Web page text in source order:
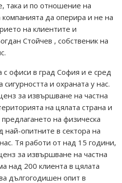
така и по отношение на
да оперира и не на
на клиентите и
Стойчев , собственик на
офиси в град София и е сред
и охраната у нас.
за извършване на частна
на цялата страна и
на физическа
най-опитните в сектора на
Тя работи от над 15 години,
за извършване на частна
над 200 клиента в цялата
дългогодишен опит в